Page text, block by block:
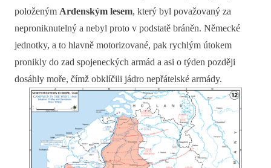
položeným Ardenským lesem, který byl považovaný za
neproniknutelný a nebyl proto v podstatě bráněn. Německé
jednotky, a to hlavně motorizované, pak rychlým útokem
pronikly do zad spojeneckých armád a asi o týden později
dosáhly moře, čímž obklíčili jádro nepřátelské armády.